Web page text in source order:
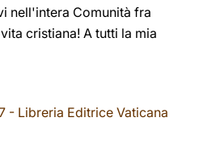
nell'intera Comunità fra
cristiana! A tutti la mia
- Libreria Editrice Vaticana